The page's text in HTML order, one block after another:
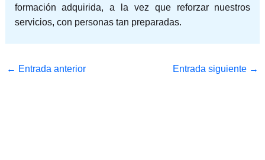
formación adquirida, a la vez que reforzar nuestros
servicios, con personas tan preparadas.
← Entrada anterior Entrada siguiente →